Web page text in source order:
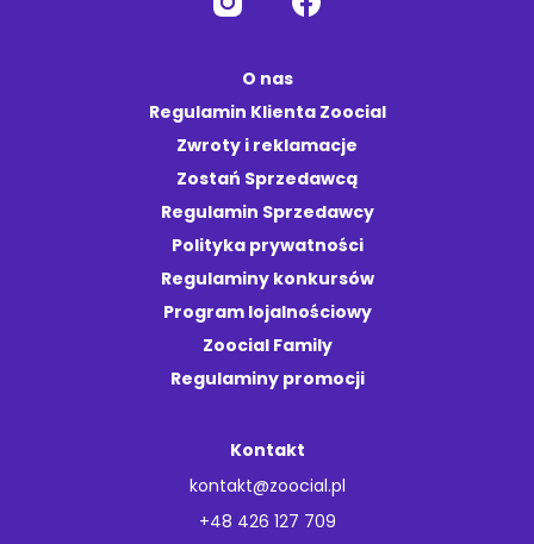
O nas
Regulamin Klienta Zoocial
Zwroty i reklamacje
Zostań Sprzedawcą
Regulamin Sprzedawcy
Polityka prywatności
Regulaminy konkursów
Program lojalnościowy
Zoocial Family
Regulaminy promocji
Kontakt
kontakt@zoocial.pl
+48 426 127 709